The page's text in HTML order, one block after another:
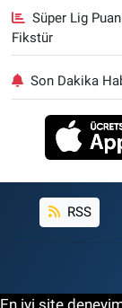
Süper Lig
Fikstür
Son Dakika
RSS
En iyi site